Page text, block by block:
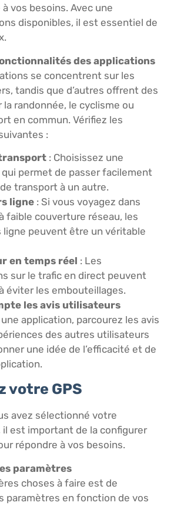
à vos besoins. Avec une
disponibles, il est essentiel de
des applications
se concentrent sur les
tandis que d’autres offrent des
randonnée, le cyclisme ou
en commun. Vérifiez les
:
: Choisissez une
permet de passer facilement
transport à un autre.
ligne : Si vous voyagez dans
faible couverture réseau, les
ligne peuvent être un véritable
en temps réel : Les
sur le trafic en direct peuvent
éviter les embouteillages.
les avis utilisateurs
application, parcourez les avis
des autres utilisateurs
une idée de l’efficacité et de
votre GPS
avez sélectionné votre
il est important de la configurer
répondre à vos besoins.
paramètres
choses à faire est de
paramètres en fonction de vos